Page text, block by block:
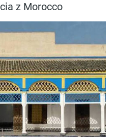
z Morocco